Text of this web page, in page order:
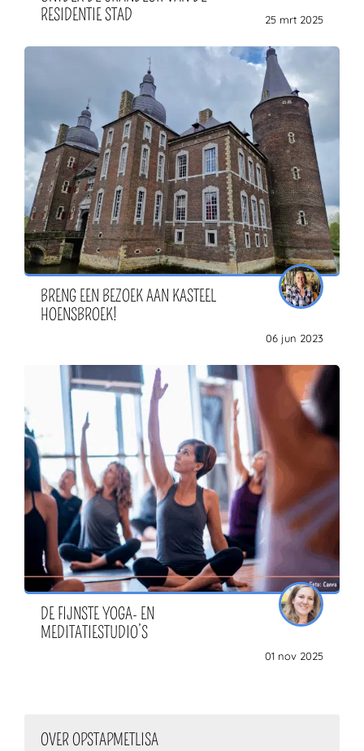
RESIDENTIE STAD
25 mrt 2025
BRENG EEN BEZOEK AAN KASTEEL
HOENSBROEK!
06 jun 2023
DE FIJNSTE YOGA- EN
MEDITATIESTUDIO’S
01 nov 2025
OVER OPSTAPMETLISA